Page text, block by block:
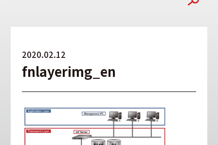
2020.02.12
fnlayerimg_en